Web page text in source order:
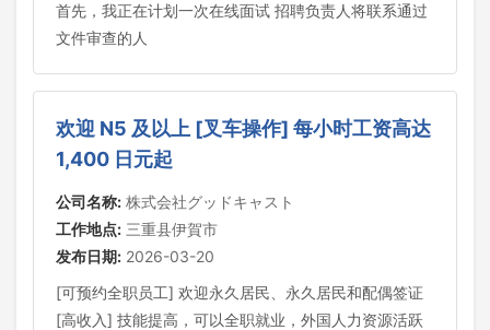
首先，我正在计划一次在线面试 招聘负责人将联系通过
文件审查的人
欢迎 N5 及以上 [叉车操作] 每小时工资高达
1,400 日元起
公司名称: 株式会社グッドキャスト
工作地点: 三重县伊賀市
发布日期: 2026-03-20
[可预约全职员工] 欢迎永久居民、永久居民和配偶签证
[高收入] 技能提高，可以全职就业，外国人力资源活跃